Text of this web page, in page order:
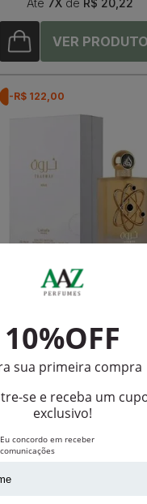
Até 7X de R$ 20,22
-R$ 122,00
Lattafa
Tharwah Gold Lattafa Eau De
R$ 597,00
R$ 475,00
Até12XdeR$ 39,58
-R$ 44,50